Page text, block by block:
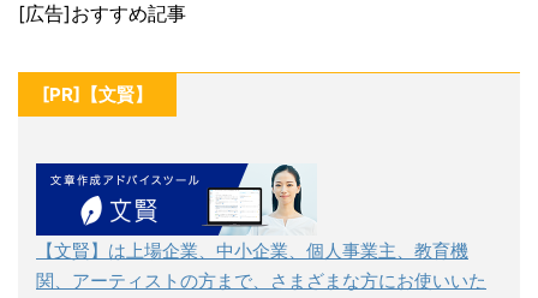
[広告]おすすめ記事
[PR]【文賢】
【文賢】は上場企業、中小企業、個人事業主、教育機
関、アーティストの方まで、さまざまな方にお使いいた